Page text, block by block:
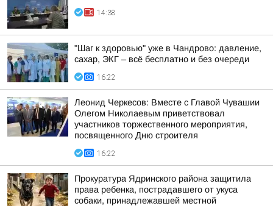
14:38
"Шаг к здоровью" уже в Чандрово: давление,
сахар, ЭКГ – всё бесплатно и без очереди
16:22
Леонид Черкесов: Вместе с Главой Чувашии
Олегом Николаевым приветствовал
участников торжественного мероприятия,
посвященного Дню строителя
16:22
Прокуратура Ядринского района защитила
права ребенка, пострадавшего от укуса
собаки, принадлежавшей местной